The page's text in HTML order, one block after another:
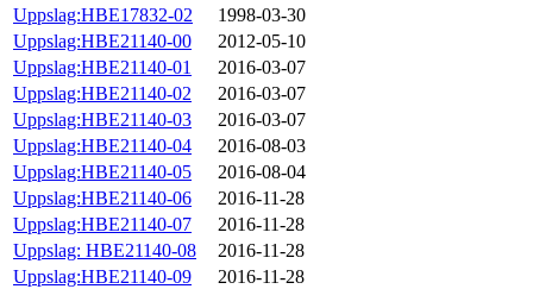
Uppslag:HBE17832-02
1998-03-30
Uppslag:HBE21140-00
2012-05-10
Uppslag:HBE21140-01
2016-03-07
Uppslag:HBE21140-02
2016-03-07
Uppslag:HBE21140-03
2016-03-07
Uppslag:HBE21140-04
2016-08-03
Uppslag:HBE21140-05
2016-08-04
Uppslag:HBE21140-06
2016-11-28
Uppslag:HBE21140-07
2016-11-28
Uppslag: HBE21140-08
2016-11-28
Uppslag:HBE21140-09
2016-11-28